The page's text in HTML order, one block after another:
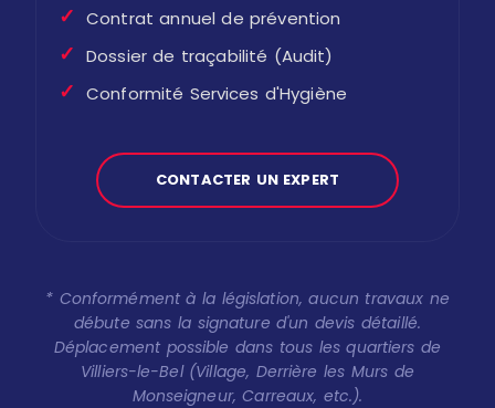
✓ Contrat annuel de prévention
✓ Dossier de traçabilité (Audit)
✓ Conformité Services d'Hygiène
CONTACTER UN EXPERT
* Conformément à la législation, aucun travaux ne
débute sans la signature d'un devis détaillé.
Déplacement possible dans tous les quartiers de
Villiers-le-Bel (Village, Derrière les Murs de
Monseigneur, Carreaux, etc.).